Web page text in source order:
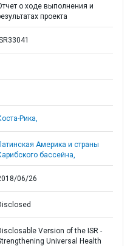
о ходе выполнения и
проекта
Рика,
Америка и страны
бассейна,
06/26
Version of the ISR -
Universal Health